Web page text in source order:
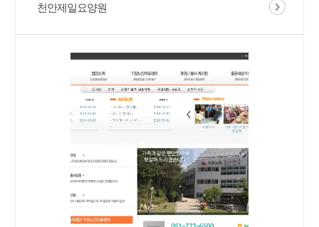
천안제일요양원